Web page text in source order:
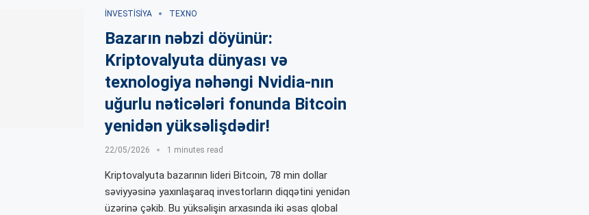
İNVESTISIYA TEXNO
Bazarın nəbzi döyünür:
Kriptovalyuta dünyası və
texnologiya nəhəngi Nvidia-nın
uğurlu nəticələri fonunda Bitcoin
yenidən yüksəlişdədir!
22/05/2026 1 minutes read
Kriptovalyuta bazarının lideri Bitcoin, 78 min dollar
səviyyəsinə yaxınlaşaraq investorların diqqətini yenidən
üzərinə çəkib. Bu yüksəlişin arxasında iki əsas qlobal